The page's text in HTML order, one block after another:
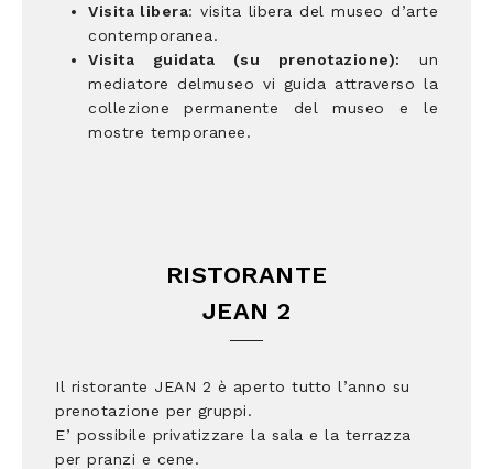
Visita libera: visita libera del museo d’arte
contemporanea.
Visita guidata (su prenotazione): un
mediatore delmuseo vi guida attraverso la
collezione permanente del museo e le
mostre temporanee.
RISTORANTE
JEAN 2
Il ristorante JEAN 2 è aperto tutto l’anno su
prenotazione per gruppi.
E’ possibile privatizzare la sala e la terrazza
per pranzi e cene.